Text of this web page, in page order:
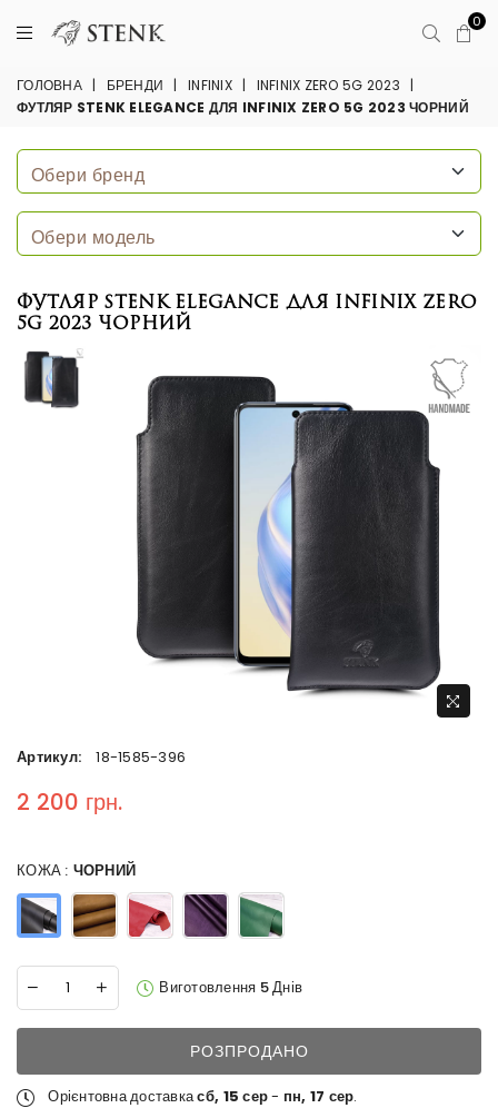
0
ГОЛОВНА | БРЕНДИ | INFINIX | INFINIX ZERO 5G 2023
|
ФУТЛЯР STENK ELEGANCE ДЛЯ INFINIX ZERO 5G 2023 ЧОРНИЙ
Футляр Stenk Elegance для Infinix Zero
5G 2023 Чорний
Артикул: 18-1585-396
Regular price
2 200 грн.
КОЖА : ЧОРНИЙ
Виготовлення 5 Днів
РОЗПРОДАНО
Орієнтовна доставкасб, 15 сер- пн, 17 сер.